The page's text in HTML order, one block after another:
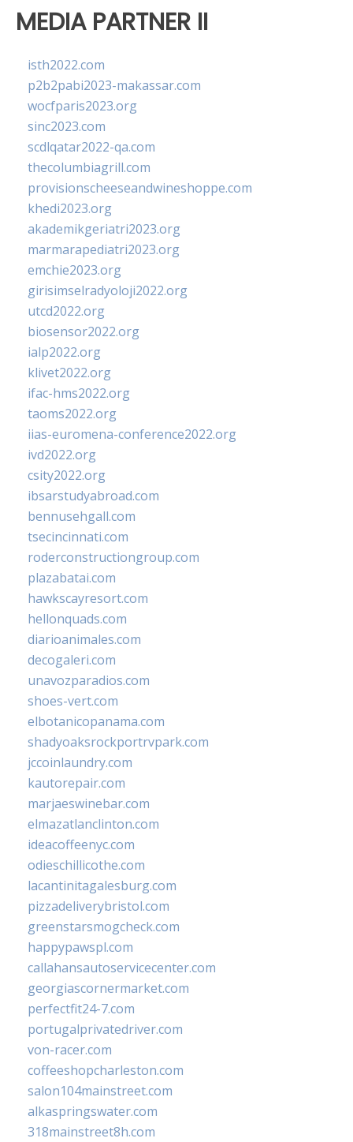
MEDIA PARTNER II
isth2022.com
p2b2pabi2023-makassar.com
wocfparis2023.org
sinc2023.com
scdlqatar2022-qa.com
thecolumbiagrill.com
provisionscheeseandwineshoppe.com
khedi2023.org
akademikgeriatri2023.org
marmarapediatri2023.org
emchie2023.org
girisimselradyoloji2022.org
utcd2022.org
biosensor2022.org
ialp2022.org
klivet2022.org
ifac-hms2022.org
taoms2022.org
iias-euromena-conference2022.org
ivd2022.org
csity2022.org
ibsarstudyabroad.com
bennusehgall.com
tsecincinnati.com
roderconstructiongroup.com
plazabatai.com
hawkscayresort.com
hellonquads.com
diarioanimales.com
decogaleri.com
unavozparadios.com
shoes-vert.com
elbotanicopanama.com
shadyoaksrockportrvpark.com
jccoinlaundry.com
kautorepair.com
marjaeswinebar.com
elmazatlanclinton.com
ideacoffeenyc.com
odieschillicothe.com
lacantinitagalesburg.com
pizzadeliverybristol.com
greenstarsmogcheck.com
happypawspl.com
callahansautoservicecenter.com
georgiascornermarket.com
perfectfit24-7.com
portugalprivatedriver.com
von-racer.com
coffeeshopcharleston.com
salon104mainstreet.com
alkaspringswater.com
318mainstreet8h.com